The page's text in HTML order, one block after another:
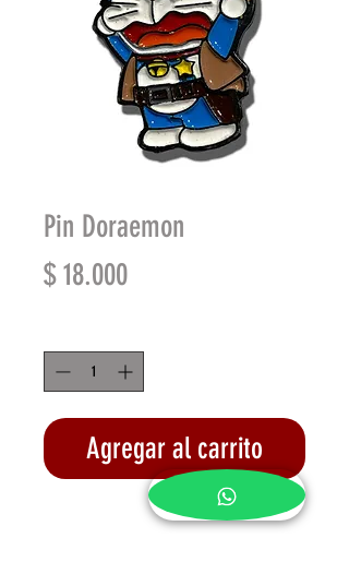
Pin Doraemon
$ 18.000Precio
Agregar al carrito
Realizar compra